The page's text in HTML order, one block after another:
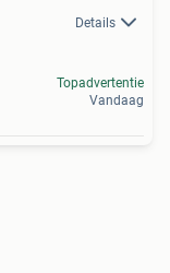
Details
Topadvertentie
Vandaag